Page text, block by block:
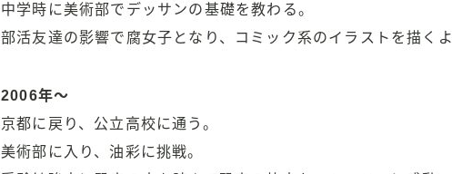
中学時に美術部でデッサンの基礎を教わる。
部活友達の影響で腐女子となり、コミック系のイラストを描くよ
2006年〜
京都に戻り、公立高校に通う。
美術部に入り、油彩に挑戦。